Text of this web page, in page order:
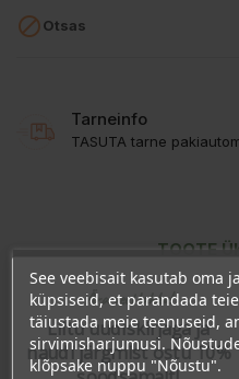
Otsas
Tarneinfo
TASUTA tarne
TOOTE
KLIENDI
See veebisait kasutab oma
küpsiseid, et parandada
täiustada meie teenuseid,
sirvimisharjumusi.
klõpsake nuppu "Nõustu".
Ära veel lahku!
Liitu uudiskirjaga ja
naudi järgmist ostu 10%